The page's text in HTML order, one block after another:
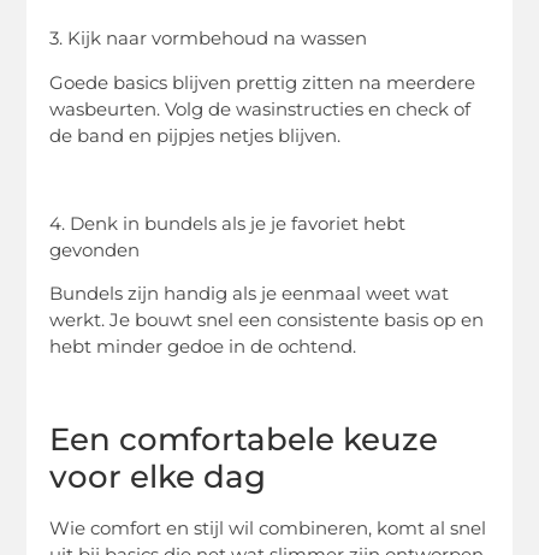
3. Kijk naar vormbehoud na wassen
Goede basics blijven prettig zitten na meerdere
wasbeurten. Volg de wasinstructies en check of
de band en pijpjes netjes blijven.
4. Denk in bundels als je je favoriet hebt
gevonden
Bundels zijn handig als je eenmaal weet wat
werkt. Je bouwt snel een consistente basis op en
hebt minder gedoe in de ochtend.
Een comfortabele keuze
voor elke dag
Wie comfort en stijl wil combineren, komt al snel